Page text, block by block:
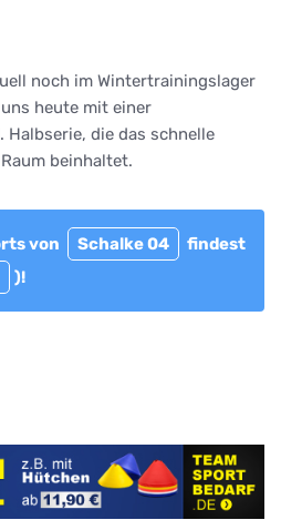
noch im Wintertrainingslager
heute mit einer
Halbserie, die das schnelle
beinhaltet.
von Schalke 04
findest
)!